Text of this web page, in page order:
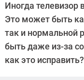
Ивовый
Иногда телевизор
Это может быть
так и нормальной
быть даже из-за
как это